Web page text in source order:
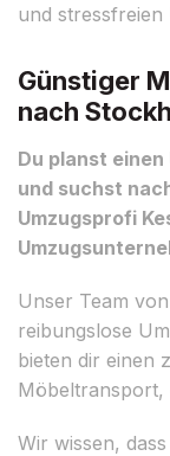
und stressfreien
Günstiger
nach
Du planst
und suchst
Umzugsprofi
Unser Team
reibungslose
bieten dir einen
Möbeltransport,
Wir wissen,